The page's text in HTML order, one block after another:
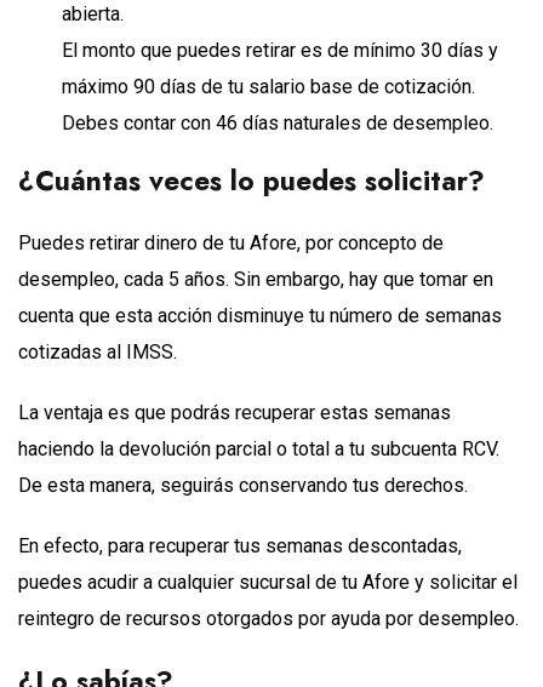
abierta.
El monto que puedes retirar es de mínimo 30 días y
máximo 90 días de tu salario base de cotización.
Debes contar con 46 días naturales de desempleo.
¿Cuántas veces lo puedes solicitar?
Puedes retirar dinero de tu Afore, por concepto de
desempleo, cada 5 años. Sin embargo, hay que tomar en
cuenta que esta acción disminuye tu número de semanas
cotizadas al IMSS.
La ventaja es que podrás recuperar estas semanas
haciendo la devolución parcial o total a tu subcuenta RCV.
De esta manera, seguirás conservando tus derechos.
En efecto, para recuperar tus semanas descontadas,
puedes acudir a cualquier sucursal de tu Afore y solicitar el
reintegro de recursos otorgados por ayuda por desempleo.